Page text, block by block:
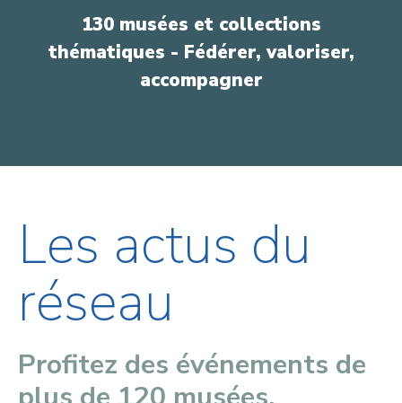
130 musées et collections
thématiques - Fédérer, valoriser,
accompagner
Les actus du
réseau
Profitez des événements de